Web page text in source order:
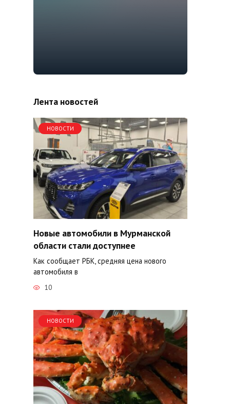
Лента новостей
НОВОСТИ
Новые автомобили в Мурманской
области стали доступнее
Как сообщает РБК, средняя цена нового
автомобиля в
10
НОВОСТИ